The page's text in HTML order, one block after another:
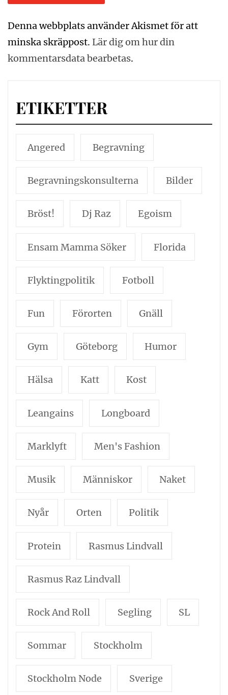
Denna webbplats använder Akismet för att
minska skräppost. Lär dig om hur din
kommentarsdata bearbetas.
ETIKETTER
Angered Begravning
Begravningskonsulterna Bilder
Bröst! Dj Raz Egoism
Ensam Mamma Söker Florida
Flyktingpolitik Fotboll
Fun Förorten Gnäll
Gym Göteborg Humor
Hälsa Katt Kost
Leangains Longboard
Marklyft Men's Fashion
Musik Människor Naket
Nyår Orten Politik
Protein Rasmus Lindvall
Rasmus Raz Lindvall
Rock And Roll Segling SL
Sommar Stockholm
Stockholm Node Sverige